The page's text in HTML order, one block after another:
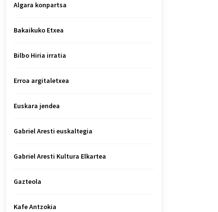
Algara konpartsa
Bakaikuko Etxea
Bilbo Hiria irratia
Erroa argitaletxea
Euskara jendea
Gabriel Aresti euskaltegia
Gabriel Aresti Kultura Elkartea
Gazteola
Kafe Antzokia